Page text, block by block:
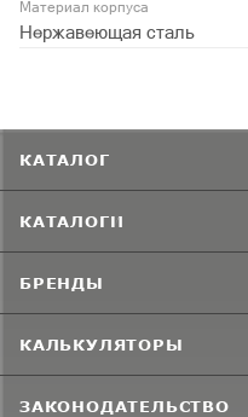
Материал корпуса
Нержавеющая сталь
КАТАЛОГ
КАТАЛОГИ
БРЕНДЫ
КАЛЬКУЛЯТОРЫ
ЗАКОНОДАТЕЛЬСТВО